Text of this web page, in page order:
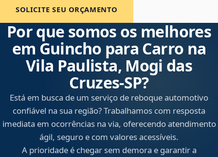
SOLICITE SEU ORÇAMENTO
Por que somos os melhores
em Guincho para Carro na
Vila Paulista, Mogi das
Cruzes‑SP?
Está em busca de um serviço de reboque automotivo
confiável na sua região? Trabalhamos com resposta
imediata em ocorrências na via, oferecendo atendimento
ágil, seguro e com valores acessíveis.
A prioridade é chegar sem demora e garantir a